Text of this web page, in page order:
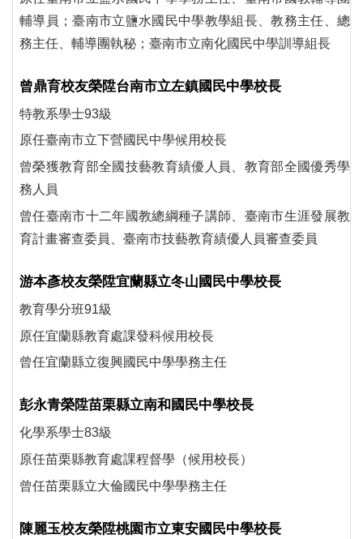
輔導員；臺南市立鹽水國民中學教學組長、教務主任、總
務主任、輔導團執秘；臺南市立南化國民中學訓導組長
曾鼎育校友榮陞台南市立左鎮國民中學校長
特教系學士93級
原任臺南市立下營國民中學候用校長
曾榮獲教育部全國技藝教育績優人員、教育部全國優秀學
務人員
曾任臺南市十二年國教總綱種子講師、臺南市生涯發展教
育計畫審查委員、臺南市技藝教育績優人員審查委員
游本彥校友榮陞宜蘭縣立冬山國民中學校長
教育學分班91級
原任宜蘭縣教育處課發科候用校長
曾任宜蘭縣立復興國民中學學務主任
彭永青榮陞苗栗縣立南和國民中學校長
化學系學士83級
原任苗栗縣教育處課程督學（候用校長）
曾任苗栗縣立大倫國民中學學務主任
陳麗玉校友榮陞桃園市立東安國民中學校長